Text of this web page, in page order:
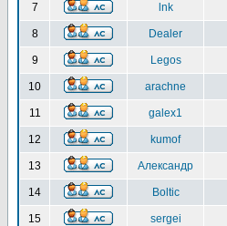
7 lnk
8 Dealer
9 Legos
10 arachne
11 galex1
12 kumof
13 Александр
14 Boltic
15 sergei